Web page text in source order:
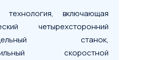
технология, включающая
четырехсторонний
станок,
скоростной